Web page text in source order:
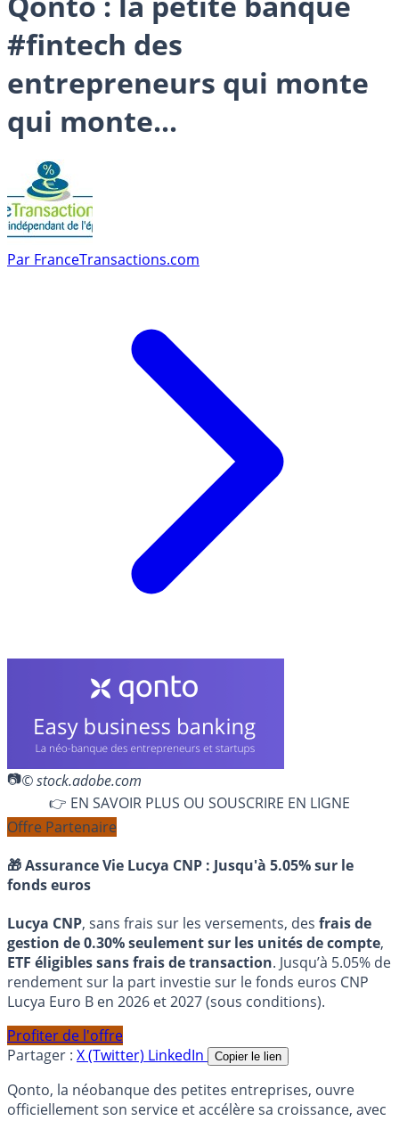
#fintech des
entrepreneurs qui monte
qui monte...
Par FranceTransactions.com
© stock.adobe.com
👉 EN SAVOIR PLUS OU SOUSCRIRE EN LIGNE
Offre Partenaire
🎁 Assurance Vie Lucya CNP : Jusqu'à 5.05% sur le
fonds euros
Lucya CNP, sans frais sur les versements, des frais de
gestion de 0.30% seulement sur les unités de compte,
ETF éligibles sans frais de transaction. Jusqu’à 5.05% de
rendement sur la part investie sur le fonds euros CNP
Lucya Euro B en 2026 et 2027 (sous conditions).
Profiter de l'offre
Partager : X (Twitter) LinkedIn Copier le lien
Qonto, la néobanque des petites entreprises, ouvre
officiellement son service et accélère sa croissance, avec